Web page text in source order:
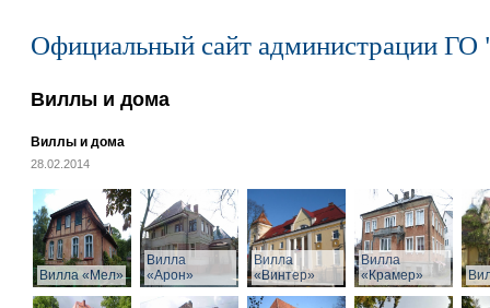
Официальный сайт администрации ГО
Виллы и дома
Виллы и дома
28.02.2014
Вилла «Мел»
Вилла
«Арон»
Вилла
«Винтер»
Вилла
«Крамер»